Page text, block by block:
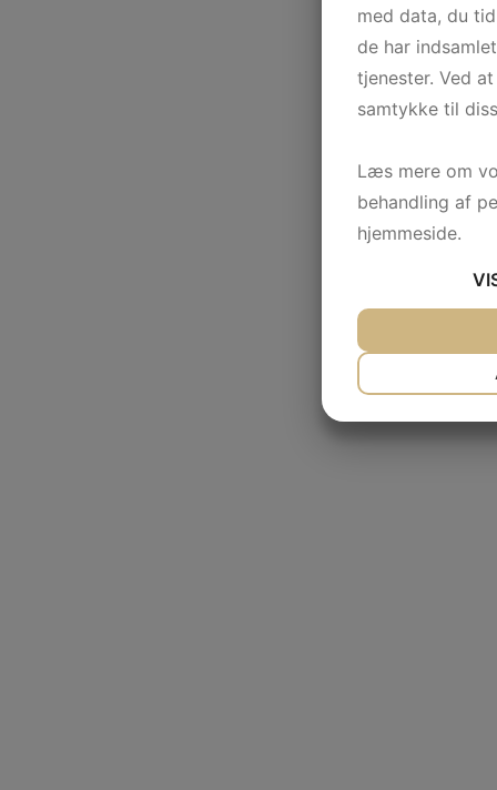
med data, du
de har
tjenester. Ved
samtykke til
Læs mere om
behandling af
hjemmeside.